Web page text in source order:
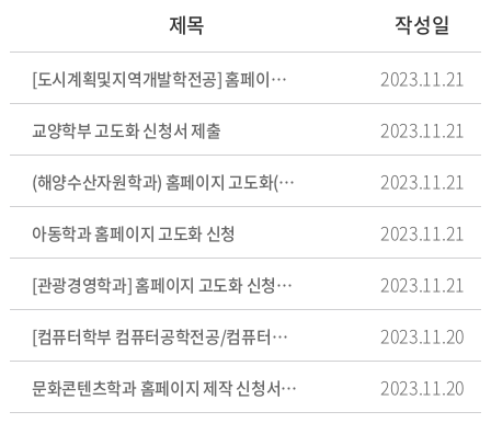
제목 작성일
[도시계획및지역개발학전공] 홈페이지 고도화 신청서 제출 2023.11.21
교양학부 고도화 신청서 제출 2023.11.21
(해양수산자원학과) 홈페이지 고도화(개선) 신청서 제출 2023.11.21
아동학과 홈페이지 고도화 신청 2023.11.21
[관광경영학과] 홈페이지 고도화 신청서 제출 2023.11.21
[컴퓨터학부 컴퓨터공학전공/컴퓨터공학과] 홈페이지 고도화 신청서 '수정' 2023.11.20
문화콘텐츠학과 홈페이지 제작 신청서 제출 2023.11.20